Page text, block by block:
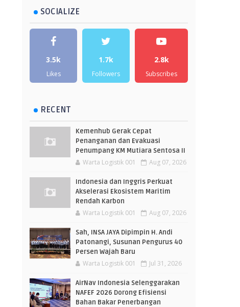
SOCIALIZE
3.5k
Likes
1.7k
Followers
2.8k
Subscribes
RECENT
Kemenhub Gerak Cepat
Penanganan dan Evakuasi
Penumpang KM Mutiara Sentosa II
Warta Logistik 001 Aug 07, 2026
Indonesia dan Inggris Perkuat
Akselerasi Ekosistem Maritim
Rendah Karbon
Warta Logistik 001 Aug 07, 2026
Sah, INSA JAYA Dipimpin H. Andi
Patonangi, Susunan Pengurus 40
Persen Wajah Baru
Warta Logistik 001 Jul 31, 2026
AirNav Indonesia Selenggarakan
NAFEF 2026 Dorong Efisiensi
Bahan Bakar Penerbangan